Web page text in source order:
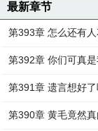
最新章节
第393章 怎么还有
第392章 你们可真
第391章 遗言想好
第390章 黄毛竟然